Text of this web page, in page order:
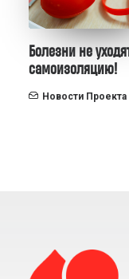
Болезни не
самоизоляцию!
Новости Проекта